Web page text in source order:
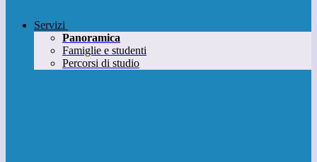
Servizi
Panoramica
Famiglie e studenti
Percorsi di studio